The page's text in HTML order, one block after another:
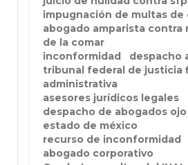
impugnación de multas de
abogado amparista contra
de la comar
inconformidad
despacho
tribunal federal de justicia
administrativa
asesores jurídicos legales
despacho de abogados
estado de méxico
recurso de inconformidad
abogado corporativo